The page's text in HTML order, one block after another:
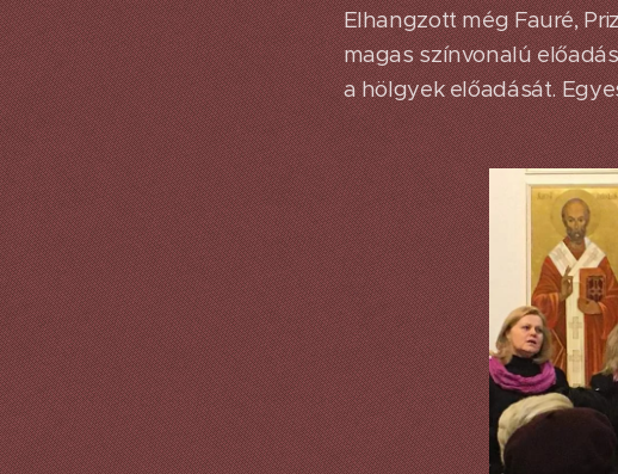
Elhangzott még Fauré,
magas színvonalú
a hölgyek előadását.